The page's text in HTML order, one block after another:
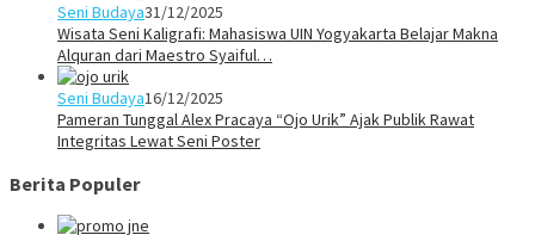
Seni Budaya31/12/2025
Wisata Seni Kaligrafi: Mahasiswa UIN Yogyakarta Belajar Makna
Alquran dari Maestro Syaiful…
Seni Budaya16/12/2025
Pameran Tunggal Alex Pracaya “Ojo Urik” Ajak Publik Rawat
Integritas Lewat Seni Poster
Berita Populer